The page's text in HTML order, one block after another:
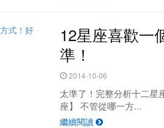
12星座喜歡一
準！
2014-10-06
太準了！完整分析十二星
座】 不管從哪一方...
繼續閱讀